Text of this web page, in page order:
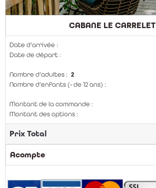
CABANE LE CARRELET
Date d'arrivée :
Date de départ :
Nombre d'adultes : 2
Nombre d'enfants (- de 12 ans) :
Montant de la commande :
Montant des options :
Prix Total
Acompte